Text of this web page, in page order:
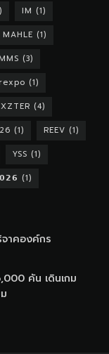
IM (1)
MAHLE (1)
(3)
(1)
(4)
(1) REEV (1)
YSS (1)
(1)
าคองค์กร
คัน เดินเกม